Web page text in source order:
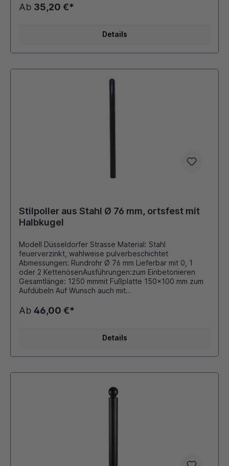
in unseren Standard - RAL Farben oder DB - Farben
möglich. Die bei Bedarf montierten Ösen für
oder als Schraubösen ausgeführt. Dieser Stilpoller
Begrenzungen von Parkplätzen, Fahrbahnen oder
Ab 35,20 €*
Details
Stilpoller aus Stahl Ø 76 mm, ortsfest mit
Halbkugel
Modell Düsseldorfer Strasse Material: Stahl
feuerverzinkt, wahlweise pulverbeschichtet
Abmessungen: Rundrohr Ø 76 mm Lieferbar mit 0, 1
oder 2 KettenösenAusführungen:zum Einbetonieren
Gesamtlänge: 1250 mmmit Fußplatte 150x100 mm zum
Aufdübeln Auf Wunsch auch mit
Pulverbeschichtungsanlage ist auch eine Beschichtung
in unseren Standard - RAL Farben oder DB - Farben
Absperrketten werden stückzahlabhängig verschweißt
bietet sich ideal als preiswerte Lösung für
Grünflächen an.
Ab 46,00 €*
Details